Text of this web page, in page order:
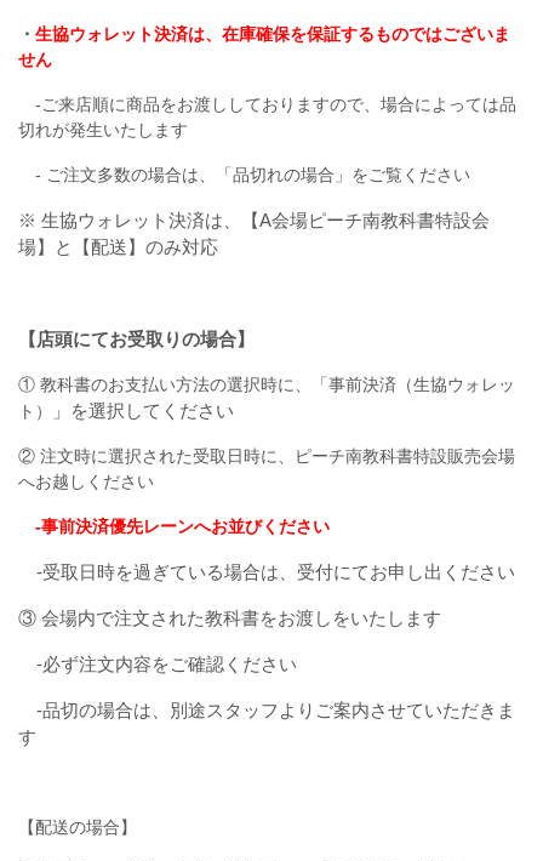
・ 生協ウォレット決済は、在庫確保を保証するものではございま
せん
‐ご来店順に商品をお渡ししておりますので、場合によっては品
切れが発生いたします
‐ ご注文多数の場合は、「品切れの場合」をご覧ください
※ 生協ウォレット決済は、【A会場ピーチ南教科書特設会
場】と【配送】のみ対応
【店頭にてお受取りの場合】
① 教科書のお支払い方法の選択時に、「事前決済（生協ウォレッ
ト）
」を選択してください
② 注文時に選択された受取日時に、ピーチ南教科書特設販売会場
へお越しください
‐事前決済優先レーンへお並びください
‐受取日時を過ぎている場合は、受付にてお申し出ください
③ 会場内で注文された教科書をお渡しをいたします
‐必ず注文内容をご確認ください
‐品切の場合は、別途スタッフよりご案内させていただきま
す
【配送の場合】